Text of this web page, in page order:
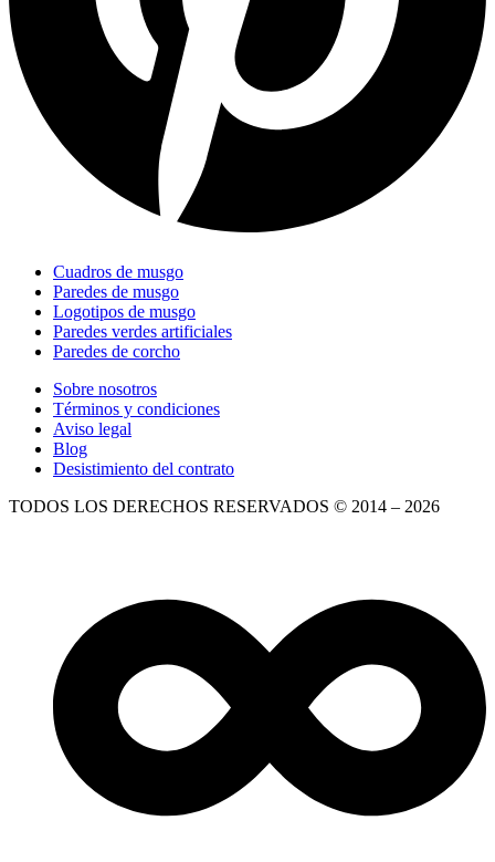
Cuadros de musgo
Paredes de musgo
Logotipos de musgo
Paredes verdes artificiales
Paredes de corcho
Sobre nosotros
Términos y condiciones
Aviso legal
Blog
Desistimiento del contrato
TODOS LOS DERECHOS RESERVADOS © 2014 – 2026